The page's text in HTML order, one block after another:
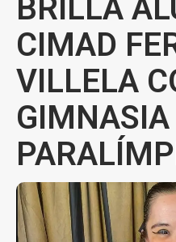
BRILLA
CIMAD
VILLELA
GIMNASIA